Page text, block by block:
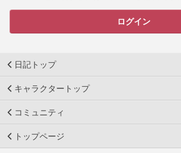
ログイン
日記トップ
キャラクタートップ
コミュニティ
トップページ